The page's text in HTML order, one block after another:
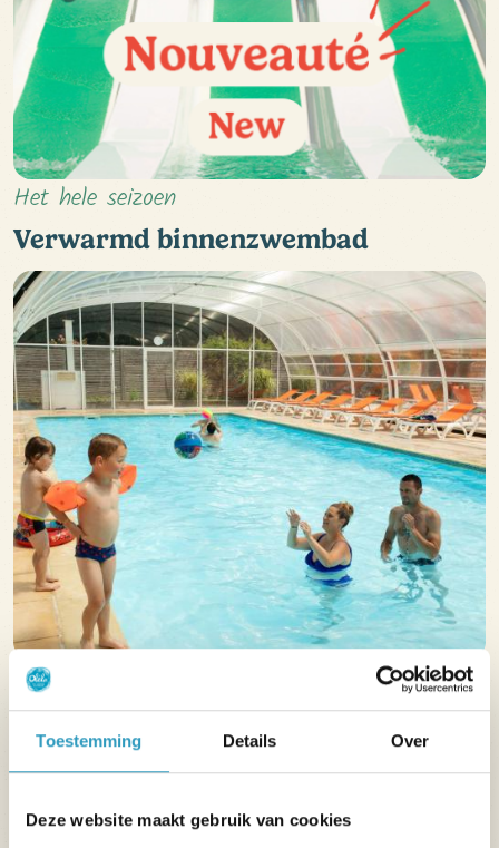
Toestemming Details Over
Deze website maakt gebruik van cookies
Het hele seizoen
Verwarmd binnenzwembad